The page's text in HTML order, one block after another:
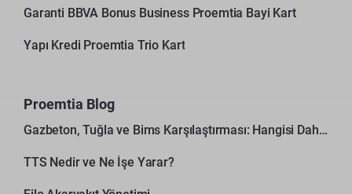
Garanti BBVA Bonus Business Proemtia Bayi Kart
Yapı Kredi Proemtia Trio Kart
Proemtia Blog
Gazbeton, Tuğla ve Bims Karşılaştırması: Hangisi Daha Avantajlı?
TTS Nedir ve Ne İşe Yarar?